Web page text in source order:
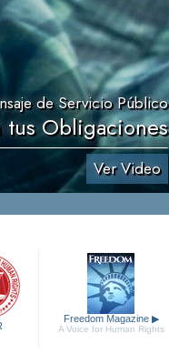
de Servicio Público
Obligaciones
Ver Video
Freedom Magazine ▶
A Voice for Human Rights